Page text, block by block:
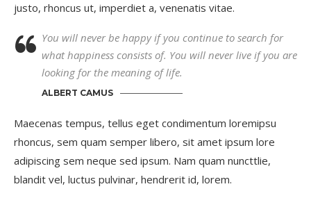
justo, rhoncus ut, imperdiet a, venenatis vitae.
You will never be happy if you continue to search for
what happiness consists of. You will never live if you are
looking for the meaning of life.
ALBERT CAMUS
Maecenas tempus, tellus eget condimentum loremipsu
rhoncus, sem quam semper libero, sit amet ipsum lore
adipiscing sem neque sed ipsum. Nam quam nuncttlie,
blandit vel, luctus pulvinar, hendrerit id, lorem.